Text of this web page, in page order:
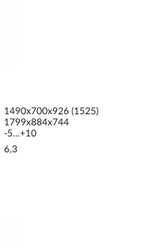
1490х700х926 (1525)
1799х884х744
-5…+10
6,3